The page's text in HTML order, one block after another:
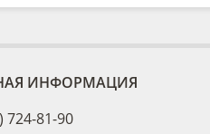
ИНФОРМАЦИЯ
724-81-90